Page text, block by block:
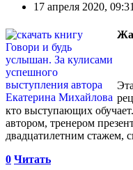
17 апреля 2020, 09:31
кто выступающих
автором, тренером
двадцатилетним стажем,
0 Читать